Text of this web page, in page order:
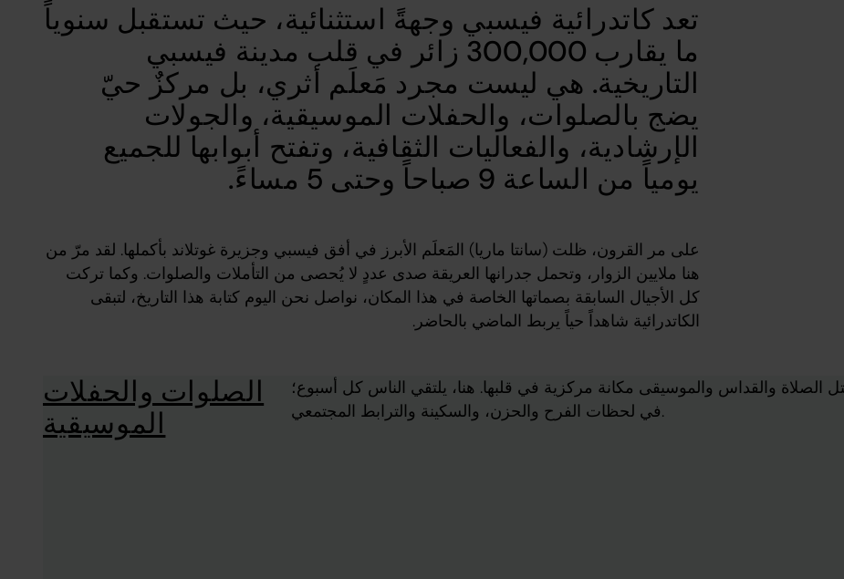
تعد كاتدرائية فيسبي وجهةً استثنائية، حيث تستقبل سنوياً
ما يقارب 300,000 زائر في قلب مدينة فيسبي
التاريخية. هي ليست مجرد مَعلَم أثري، بل مركزٌ حيّ
يضج بالصلوات، والحفلات الموسيقية، والجولات
الإرشادية، والفعاليات الثقافية، وتفتح أبوابها للجميع
يومياً من الساعة 9 صباحاً وحتى 5 مساءً.
على مر القرون، ظلت (سانتا ماريا) المَعلَم الأبرز في أفق فيسبي وجزيرة غوتلاند بأكملها. لقد مرّ من
هنا ملايين الزوار، وتحمل جدرانها العريقة صدى عددٍ لا يُحصى من التأملات والصلوات. وكما تركت
كل الأجيال السابقة بصماتها الخاصة في هذا المكان، نواصل نحن اليوم كتابة هذا التاريخ، لتبقى
الكاتدرائية شاهداً حياً يربط الماضي بالحاضر.
الصلوات والحفلات
الموسيقية
الصلاة والقداس والموسيقى مكانة مركزية في قلبها. هنا، يلتقي الناس كل أسبوع؛
في لحظات الفرح والحزن، والسكينة والترابط المجتمعي.